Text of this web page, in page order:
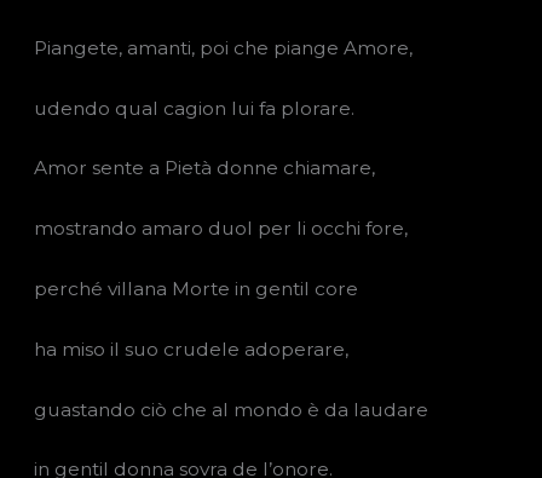
Piangete, amanti, poi che piange Amore,
udendo qual cagion lui fa plorare.
Amor sente a Pietà donne chiamare,
mostrando amaro duol per li occhi fore,
perché villana Morte in gentil core
ha miso il suo crudele adoperare,
guastando ciò che al mondo è da laudare
in gentil donna sovra de l’onore.